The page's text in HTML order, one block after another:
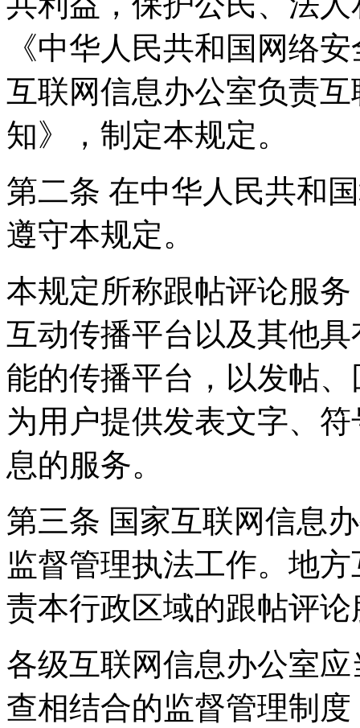
《中华人民共和国网络
互联网信息办公室负责
知》，制定本规定。
第二条 在中华人民共和
遵守本规定。
本规定所称跟帖评论服
互动传播平台以及其他
能的传播平台，以发帖
为用户提供发表文字、
息的服务。
第三条 国家互联网信息
监督管理执法工作。地
责本行政区域的跟帖评
各级互联网信息办公室
查相结合的监督管理制